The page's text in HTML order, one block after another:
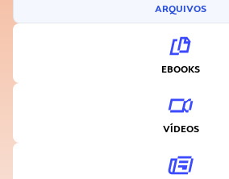
ARQUIVOS
EBOOKS
VÍDEOS